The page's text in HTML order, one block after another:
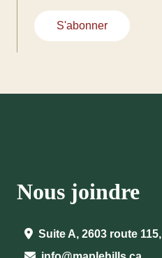
S'abonner
Nous joindre
Suite A, 2603 route